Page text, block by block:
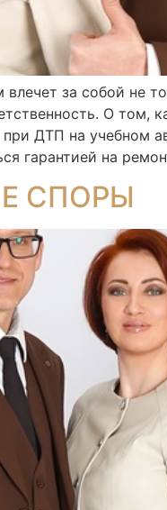
за собой не
О том,
при ДТП на
гарантией на
СПОРЫ